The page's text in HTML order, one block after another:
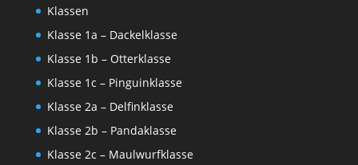
Klassen
Klasse 1a – Dackelklasse
Klasse 1b – Otterklasse
Klasse 1c – Pinguinklasse
Klasse 2a – Delfinklasse
Klasse 2b – Pandaklasse
Klasse 2c – Maulwurfklasse